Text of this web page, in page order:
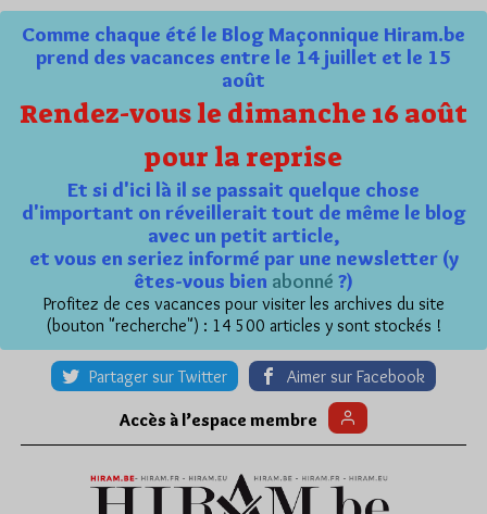
Comme chaque été le Blog Maçonnique Hiram.be
prend des vacances entre le 14 juillet et le 15
août
Rendez-vous le dimanche 16 août
pour la reprise
Et si d'ici là il se passait quelque chose
d'important on réveillerait tout de même le blog
avec un petit article,
et vous en seriez informé par une newsletter (y
êtes-vous bien abonné ?)
Profitez de ces vacances pour visiter les archives du site
(bouton "recherche") : 14 500 articles y sont stockés !
Partager sur Twitter Aimer sur Facebook
Accès à l’espace membre